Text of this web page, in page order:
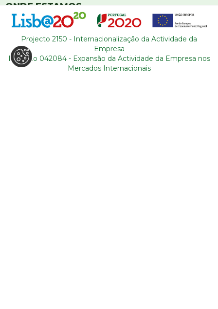
ONDE ESTAMOS
R. Adelino Amaro da Costa
Loja 14, Ouressa
2725-208 Mem-Martins
Portugal
Projecto 2150 - Internacionalização da Actividade da
Empresa
Projecto 042084 - Expansão da Actividade da Empresa nos
Mercados Internacionais